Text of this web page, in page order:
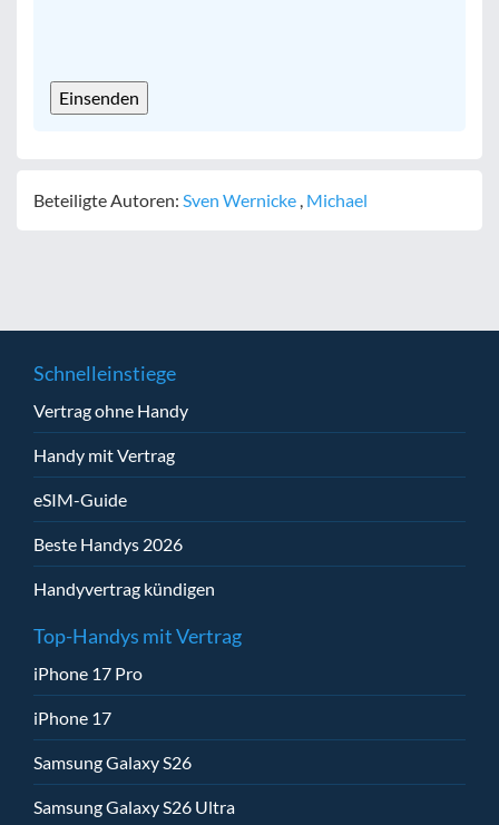
Beteiligte Autoren: Sven Wernicke , Michael
Schnelleinstiege
Vertrag ohne Handy
Handy mit Vertrag
eSIM-Guide
Beste Handys 2026
Handyvertrag kündigen
Top-Handys mit Vertrag
iPhone 17 Pro
iPhone 17
Samsung Galaxy S26
Samsung Galaxy S26 Ultra